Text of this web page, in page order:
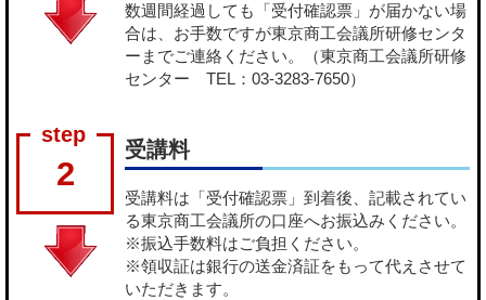
数週間経過しても「受付確認票」が届かない場
合は、お手数ですが東京商工会議所研修センタ
ーまでご連絡ください。（東京商工会議所研修
センター TEL：03-3283-7650）
2
受講料
受講料は「受付確認票」到着後、記載されてい
る東京商工会議所の口座へお振込みください。
※振込手数料はご負担ください。
※領収証は銀行の送金済証をもって代えさせて
いただきます。